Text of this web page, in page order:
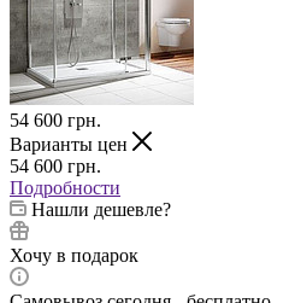
54 600 грн.
Варианты цен
54 600 грн.
Подробности
Нашли дешевле?
Хочу в подарок